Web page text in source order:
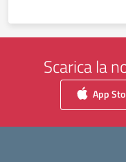
Scarica la
App